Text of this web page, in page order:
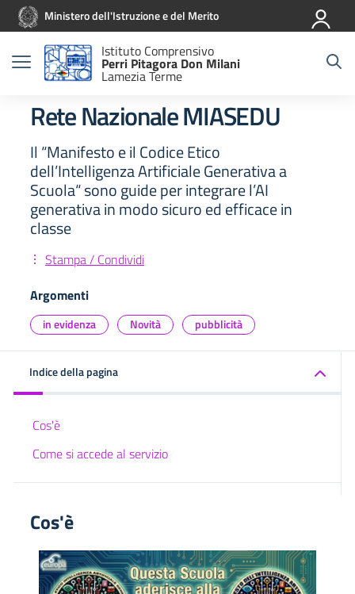
Vai ai contenuti
Vai al menu di navigazione
Vai al footerMinistero dell'Istruzione e del Merito
Istituto Comprensivo
Perri Pitagora Don Milani
Lamezia Terme
Rete Nazionale MIASEDU
Il “Manifesto e il Codice Etico
dell’Intelligenza Artificiale Generativa a
Scuola“ sono guide per integrare l’AI
generativa in modo sicuro ed efficace in
classe
Stampa / Condividi
Argomenti
in evidenza Novità pubblicità
Indice della pagina
Cos'è
Come si accede al servizio
Cos'è